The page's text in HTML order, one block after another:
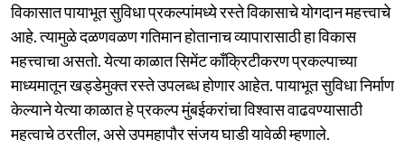
विकासात पायाभूत सुविधा प्रकल्पांमध्ये रस्ते विकासाचे योगदान महत्त्वाचे
आहे. त्यामुळे दळणवळण गतिमान होतानाच व्यापारासाठी हा विकास
महत्त्वाचा असतो. येत्या काळात सिमेंट कॉंक्रिटीकरण प्रकल्पाच्या
माध्यमातून खड्डेमुक्त रस्ते उपलब्ध होणार आहेत. पायाभूत सुविधा निर्माण
केल्याने येत्या काळात हे प्रकल्प मुंबईकरांचा विश्वास वाढवण्यासाठी
महत्वाचे ठरतील, असे उपमहापौर संजय घाडी यावेळी म्हणाले.